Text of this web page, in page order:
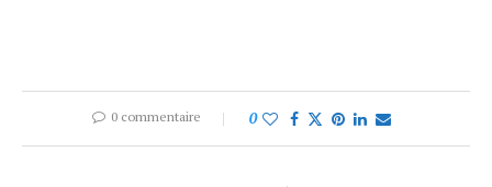
0 commentaire 0